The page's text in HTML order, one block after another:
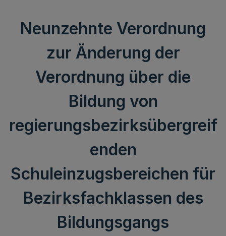
Neunzehnte Verordnung
zur Änderung der
Verordnung über die
Bildung von
regierungsbezirksübergreif
enden
Schuleinzugsbereichen für
Bezirksfachklassen des
Bildungsgangs